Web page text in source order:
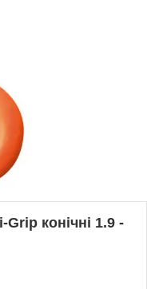
конічні 1.9 -